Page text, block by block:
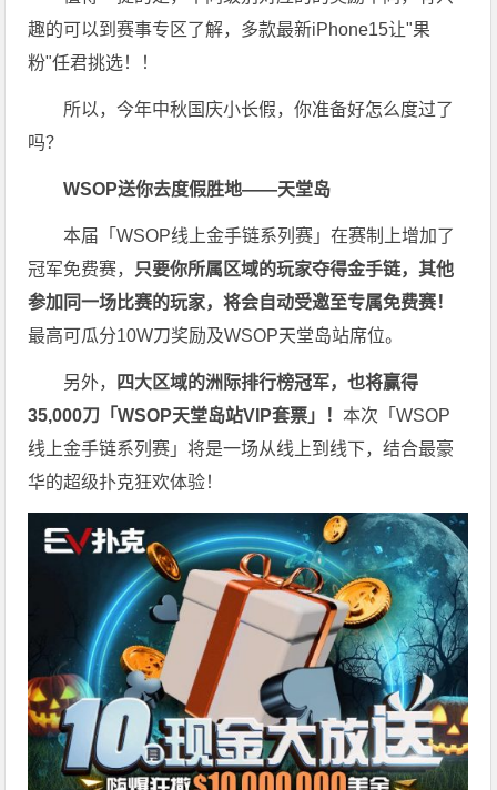
趣的可以到赛事专区了解，多款最新iPhone15让"果
粉"任君挑选！！
所以，今年中秋国庆小长假，你准备好怎么度过了
吗？
WSOP送你去度假胜地——天堂岛
本届「WSOP线上金手链系列赛」在赛制上增加了
冠军免费赛， 只要你所属区域的玩家夺得金手链，其他
参加同一场比赛的玩家，将会自动受邀至专属免费赛！
最高可瓜分10W刀奖励及WSOP天堂岛站席位。
另外，
四大区域的洲际排行榜冠军，也将赢得
35,000刀「WSOP天堂岛站VIP套票」！本次「WSOP
线上金手链系列赛」将是一场从线上到线下，结合最豪
华的超级扑克狂欢体验！